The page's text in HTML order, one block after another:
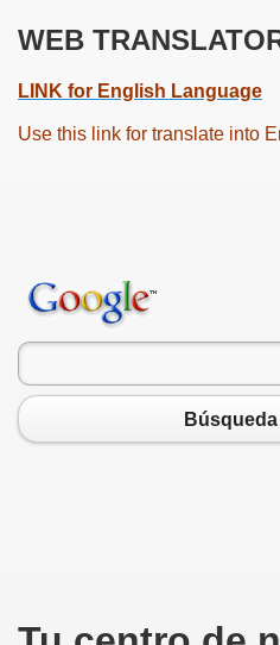
WEB
LINK for English Language
Use this link for translate into